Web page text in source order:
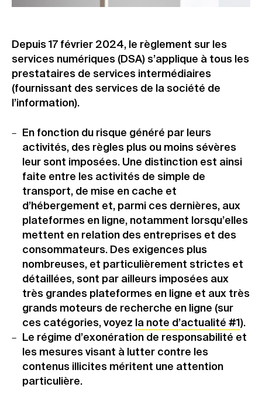
Depuis 17 février 2024, le règlement sur les
services numériques (DSA) s’applique à tous les
prestataires de services intermédiaires
(fournissant des services de la société de
l’information).
En fonction du risque généré par leurs
activités, des règles plus ou moins sévères
leur sont imposées. Une distinction est ainsi
faite entre les activités de simple de
transport, de mise en cache et
d’hébergement et, parmi ces dernières, aux
plateformes en ligne, notamment lorsqu’elles
mettent en relation des entreprises et des
consommateurs. Des exigences plus
nombreuses, et particulièrement strictes et
détaillées, sont par ailleurs imposées aux
très grandes plateformes en ligne et aux très
grands moteurs de recherche en ligne (sur
ces catégories, voyez la note d’actualité #1).
Le régime d’exonération de responsabilité et
les mesures visant à lutter contre les
contenus illicites méritent une attention
particulière.